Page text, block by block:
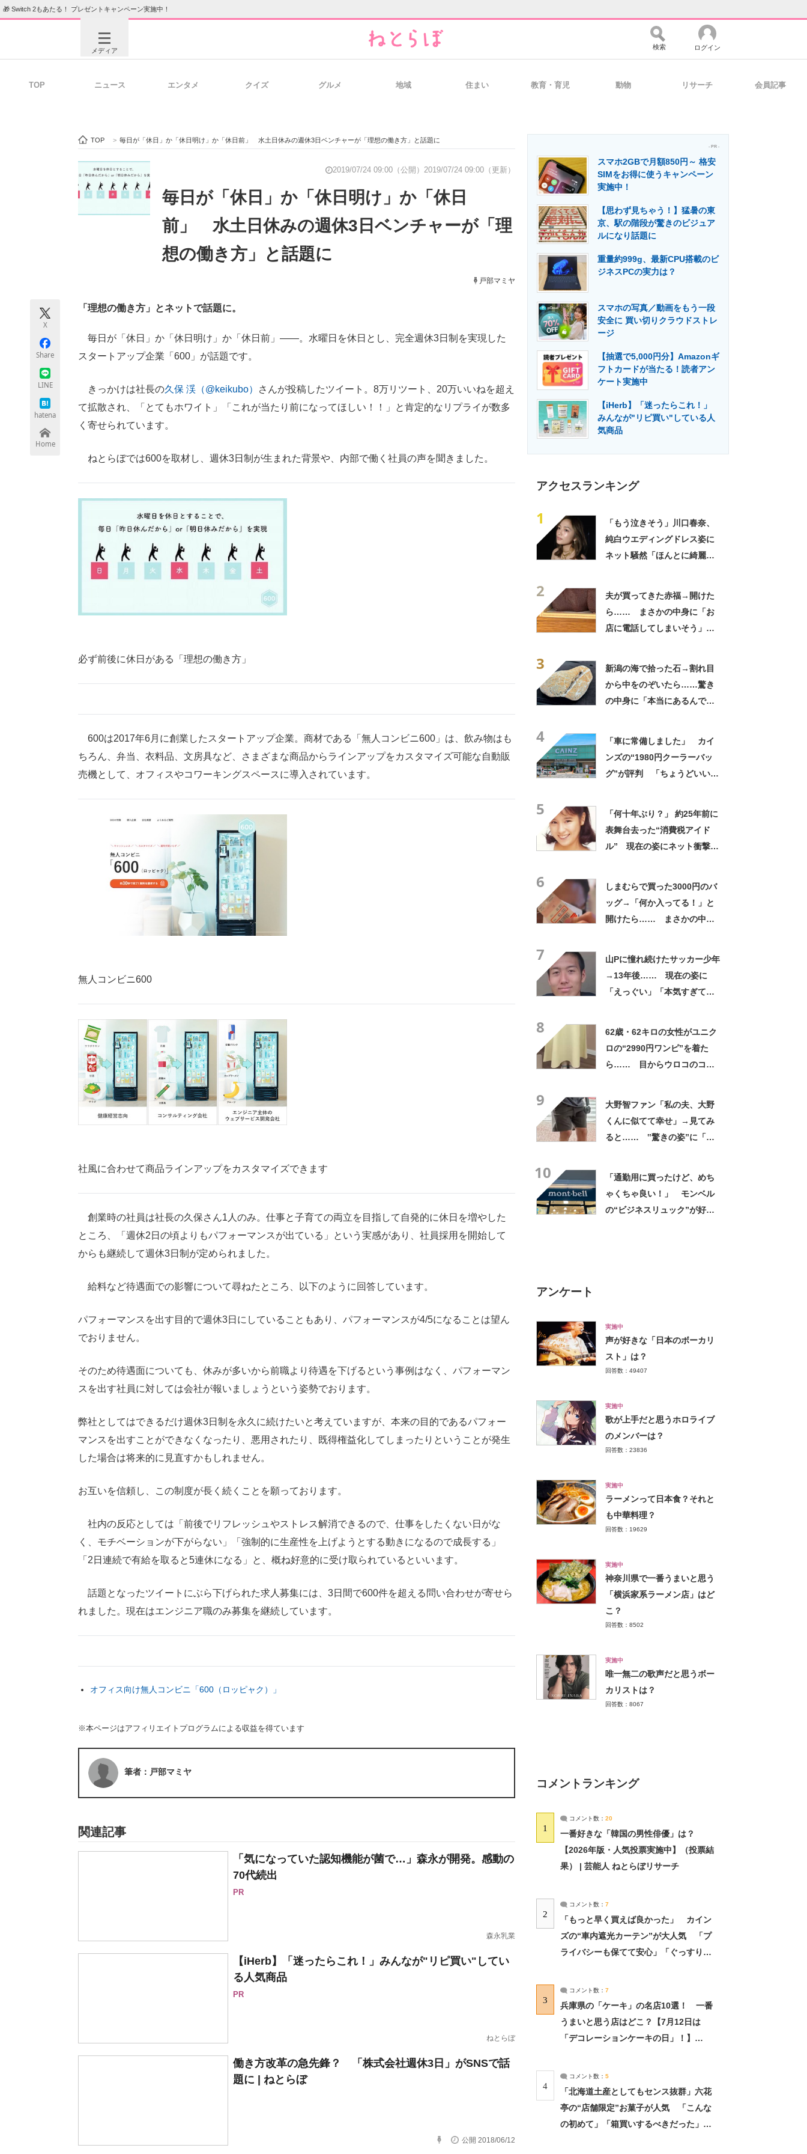
🎁 Switch 2もあたる！ プレゼントキャンペーン実施中！
メディア
ビジネスと働き方のヒント 経営リーダーのコミュニティ マーケ×ITの今がよく分かる
ITエンジニア向け専門サイト 企業向けIT製品の総合サイト IT製品の技術・比較・事例 製造業のIT導入・活用を支援
エネルギーの専門メディア 建設×テクノロジーの最前線
ちょっと気になるネットの話題
検索 ログイン
TOP ニュース エンタメ クイズ グルメ 地域 住まい 教育・育児 動物 リサーチ 会員記事
TOP > 毎日が「休日」か「休日明け」か「休日前」 水土日休みの週休3日ベンチャーが「理想の働き方」と話題に
2019/07/24 09:00（公開） 2019/07/24 09:00（更新）
毎日が「休日」か「休日明け」か「休日
前」 水土日休みの週休3日ベンチャーが「理
想の働き方」と話題に
戸部マミヤ
X
Share
LINE
hatena
Home
「理想の働き方」とネットで話題に。
毎日が「休日」か「休日明け」か「休日前」――。水曜日を休日とし、完全週休3日制を実現した
スタートアップ企業「600」が話題です。
きっかけは社長の久保 渓（@keikubo）
さんが投稿したツイート。8万リツート、20万いいねを超え
て拡散され、「とてもホワイト」「これが当たり前になってほしい！！」と肯定的なリプライが数多
く寄せられています。
ねとらぼでは600を取材し、週休3日制が生まれた背景や、内部で働く社員の声を聞きました。
必ず前後に休日がある「理想の働き方」
600は2017年6月に創業したスタートアップ企業。商材である「無人コンビニ600」は、飲み物はも
ちろん、弁当、衣料品、文房具など、さまざまな商品からラインアップをカスタマイズ可能な自動販
売機として、オフィスやコワーキングスペースに導入されています。
無人コンビニ600
社風に合わせて商品ラインアップをカスタマイズできます
創業時の社員は社長の久保さん1人のみ。仕事と子育ての両立を目指して自発的に休日を増やした
ところ、「週休2日の頃よりもパフォーマンスが出ている」という実感があり、社員採用を開始して
からも継続して週休3日制が定められました。
給料など待遇面での影響について尋ねたところ、以下のように回答しています。
パフォーマンスを出す目的で週休3日にしていることもあり、パフォーマンスが4/5になることは望ん
でおりません。
そのため待遇面についても、休みが多いから前職より待遇を下げるという事例はなく、パフォーマン
スを出す社員に対しては会社が報いましょうという姿勢でおります。
弊社としてはできるだけ週休3日制を永久に続けたいと考えていますが、本来の目的であるパフォー
マンスを出すことができなくなったり、悪用されたり、既得権益化してしまったりということが発生
した場合は将来的に見直すかもしれません。
お互いを信頼し、この制度が長く続くことを願っております。
社内の反応としては「前後でリフレッシュやストレス解消できるので、仕事をしたくない日がな
く、モチベーションが下がらない」「強制的に生産性を上げようとする動きになるので成長する」
「2日連続で有給を取ると5連休になる」と、概ね好意的に受け取られているといいます。
話題となったツイートにぶら下げられた求人募集には、3日間で600件を超える問い合わせが寄せら
れました。現在はエンジニア職のみ募集を継続しています。
オフィス向け無人コンビニ「600（ロッピャク）」
※本ページはアフィリエイトプログラムによる収益を得ています
筆者：戸部マミヤ
関連記事
「気になっていた認知機能が菌で…」森永が開発。感動の
70代続出
PR
森永乳業
【iHerb】「迷ったらこれ！」みんなが"リピ買い"してい
る人気商品
PR
ねとらぼ
働き方改革の急先鋒？ 「株式会社週休3日」がSNSで話
題に | ねとらぼ
公開 2018/06/12
- PR -
スマホ2GBで月額850円～ 格安
SIMをお得に使うキャンペーン
実施中！
【思わず見ちゃう！】猛暑の東
京、駅の階段が驚きのビジュア
ルになり話題に
重量約999g、最新CPU搭載のビ
ジネスPCの実力は？
スマホの写真／動画をもう一段
安全に 買い切りクラウドストレ
ージ
【抽選で5,000円分】Amazonギ
フトカードが当たる！読者アン
ケート実施中
【iHerb】「迷ったらこれ！」
みんなが"リピ買い"している人
気商品
アクセスランキング
1
「もう泣きそう」川口春奈、
純白ウエディングドレス姿に
ネット騒然「ほんとに綺麗」
2
夫が買ってきた赤福→開けた
ら…… まさかの中身に「お
店に電話してしまいそう」
3
新潟の海で拾った石→割れ目
から中をのぞいたら……驚き
の中身に「本当にあるんです
4
「車に常備しました」 カイ
ンズの“1980円クーラーバッ
グ”が評判 「ちょうどいい大
5
「何十年ぶり？」 約25年前に
表舞台去った“消費税アイド
ル” 現在の姿にネット衝撃
6
しまむらで買った3000円のバ
ッグ→「何か入ってる！」と
開けたら…… まさかの中身
7
山Pに憧れ続けたサッカー少年
→13年後…… 現在の姿に
「えっぐい」「本気すぎて尊
8
62歳・62キロの女性がユニク
ロの“2990円ワンピ”を着た
ら…… 目からウロコのコー
9
大野智ファン「私の夫、大野
くんに似てて幸せ」→見てみ
ると…… ‟驚きの姿”に「最
10
「通勤用に買ったけど、めち
ゃくちゃ良い！」 モンベル
の“ビジネスリュック”が好
アンケート
実施中
声が好きな「日本のボーカリ
スト」は？
回答数：49407
実施中
歌が上手だと思うホロライブ
のメンバーは？
回答数：23836
実施中
ラーメンって日本食？それと
も中華料理？
回答数：19629
実施中
神奈川県で一番うまいと思う
「横浜家系ラーメン店」はど
こ？
回答数：8502
実施中
唯一無二の歌声だと思うボー
カリストは？
回答数：8067
コメントランキング
1
コメント数： 20
一番好きな「韓国の男性俳優」は？
【2026年版・人気投票実施中】（投票結
果） | 芸能人 ねとらぼリサーチ
2
コメント数： 7
「もっと早く買えば良かった」 カイン
ズの“車内遮光カーテン”が大人気 「プ
ライバシーも保てて安心」「ぐっすり眠
3
コメント数： 7
兵庫県の「ケーキ」の名店10選！ 一番
うまいと思う店はどこ？【7月12日は
「デコレーションケーキの日」！】
4
コメント数： 5
「北海道土産としてもセンス抜群」六花
亭の“店舗限定”お菓子が人気 「こんな
の初めて」「箱買いするべきだった」